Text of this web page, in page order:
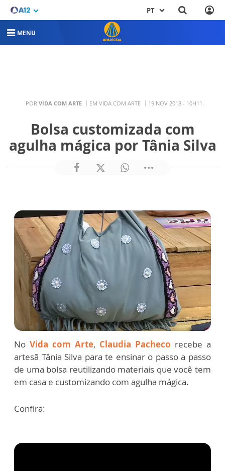
PT
MENU
POR VIDA COM ARTE EM VIDA COM ARTE 19 NOV 2018 - 10H11
Bolsa customizada com
agulha mágica por Tânia Silva
No Vida com Arte, Claudia Pacheco recebe a
artesã Tânia Silva para te ensinar o passo a passo
de uma bolsa reutilizando materiais que você tem
em casa e customizando com agulha mágica.
Confira: